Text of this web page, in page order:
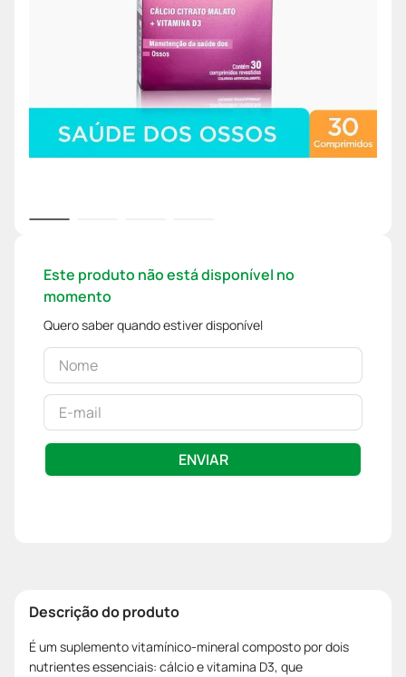
Este produto não está disponível no
momento
Quero saber quando estiver disponível
ENVIAR
Descrição do produto
É um suplemento vitamínico-mineral composto por dois
nutrientes essenciais: cálcio e vitamina D3, que